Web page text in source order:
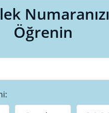
Numaranızı
Öğrenin